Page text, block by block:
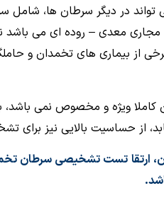
در دیگر سرطان ها، شامل
معدی – روده ای می باشد
از بیماری های تخمدان و
کاملا ویژه و مخصوص نمی باشد،
از حساسیت بالایی نیز برای
ارتقا تست تشخیصی سرطان